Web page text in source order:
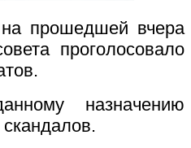
прошедшей вчера
проголосовало
назначению